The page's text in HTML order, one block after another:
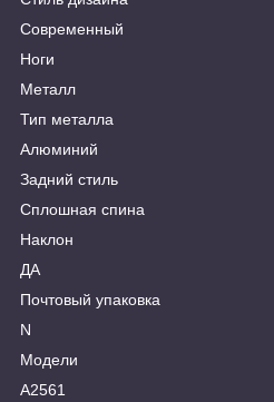
Современный
Ноги
Металл
Тип металла
Алюминий
Задний стиль
Сплошная спина
Наклон
ДА
Почтовый упаковка
N
Модели
A2561